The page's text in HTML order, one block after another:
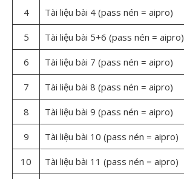
4 Tài liệu bài 4 (pass nén = aipro)
5 Tài liệu bài 5+6 (pass nén = aipro)
6 Tài liệu bài 7 (pass nén = aipro)
7 Tài liệu bài 8 (pass nén = aipro)
8 Tài liệu bài 9 (pass nén = aipro)
9 Tài liệu bài 10 (pass nén = aipro)
10 Tài liệu bài 11 (pass nén = aipro)